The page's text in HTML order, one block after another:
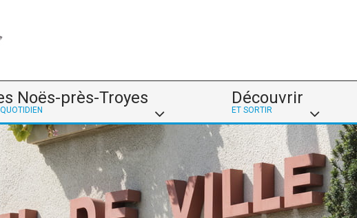
Noës-près-Troyes Découvrir
ET SORTIR